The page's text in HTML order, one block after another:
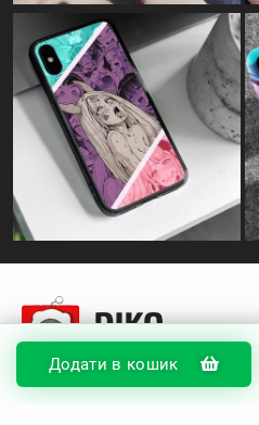
Додати в кошик